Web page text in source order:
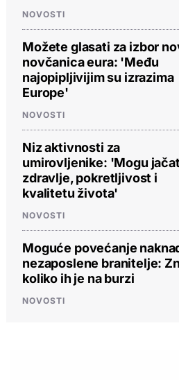
NOVOSTI
Možete glasati za izbor
novčanica eura: 'Među
najopipljivijim su izrazima
Europe'
NOVOSTI
Niz aktivnosti za
umirovljenike: 'Mogu
zdravlje, pokretljivost i
kvalitetu života'
NOVOSTI
Moguće povećanje
nezaposlene branitelje:
koliko ih je na burzi
NOVOSTI